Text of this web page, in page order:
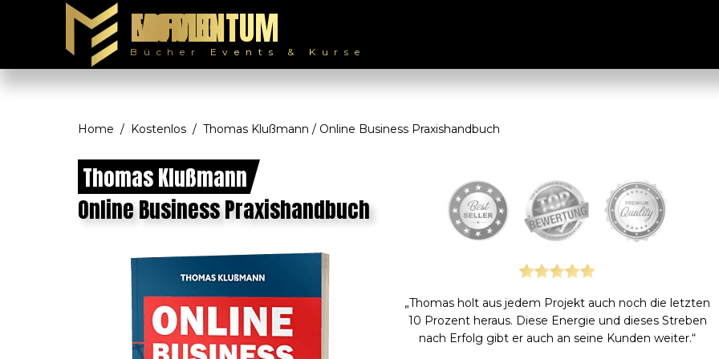
MOMENTUM ERFOLG
Bücher Events & Kurse
Home Kostenlos Thomas Klußmann / Online Business Praxishandbuch
Thomas Klußmann
Online Business Praxishandbuch
„Thomas holt aus jedem Projekt auch noch die letzten
10 Prozent heraus. Diese Energie und dieses Streben
nach Erfolg gibt er auch an seine Kunden weiter.“